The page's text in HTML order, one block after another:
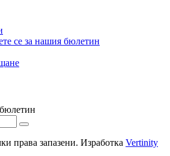
се за нашия бюлетин
права запазени. Изработка Vertinity